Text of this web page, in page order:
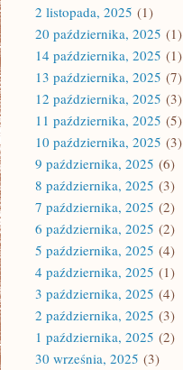
2 listopada, 2025 (1)
20 października, 2025 (1)
14 października, 2025 (1)
13 października, 2025 (7)
12 października, 2025 (3)
11 października, 2025 (5)
10 października, 2025 (3)
9 października, 2025 (6)
8 października, 2025 (3)
7 października, 2025 (2)
6 października, 2025 (2)
5 października, 2025 (4)
4 października, 2025 (1)
3 października, 2025 (4)
2 października, 2025 (3)
1 października, 2025 (2)
30 września, 2025 (3)